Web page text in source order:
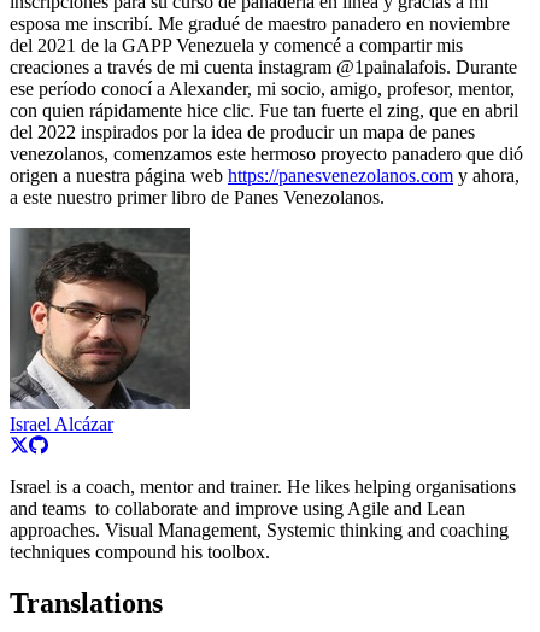
esposa me inscribí. Me gradué de maestro panadero en noviembre
del 2021 de la GAPP Venezuela y comencé a compartir mis
creaciones a través de mi cuenta instagram @1painalafois. Durante
ese período conocí a Alexander, mi socio, amigo, profesor, mentor,
con quien rápidamente hice clic. Fue tan fuerte el zing, que en abril
del 2022 inspirados por la idea de producir un mapa de panes
venezolanos, comenzamos este hermoso proyecto panadero que dió
origen a nuestra página web https://panesvenezolanos.com y ahora,
a este nuestro primer libro de Panes Venezolanos.
Israel Alcázar
Israel is a coach, mentor and trainer. He likes helping organisations
and teams to collaborate and improve using Agile and Lean
approaches. Visual Management, Systemic thinking and coaching
techniques compound his toolbox.
Translations